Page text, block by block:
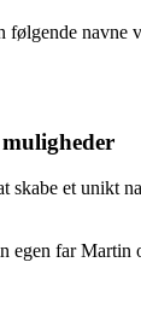
følgende
skabe et
egen far